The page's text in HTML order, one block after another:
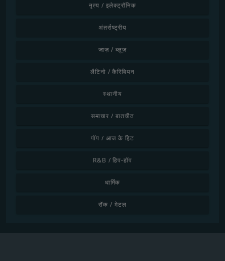
नृत्य / इलेक्ट्रॉनिक
अंतर्राष्ट्रीय
जाज़ / ब्लूज़
लैटिनो / कैरिबियन
स्थानीय
समाचार / बातचीत
पॉप / आज के हिट
R&B / हिप-हॉप
धार्मिक
रॉक / मेटल